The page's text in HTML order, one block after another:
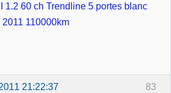
1.2 60 ch Trendline 5 portes blanc
110000km
83
21:22:37